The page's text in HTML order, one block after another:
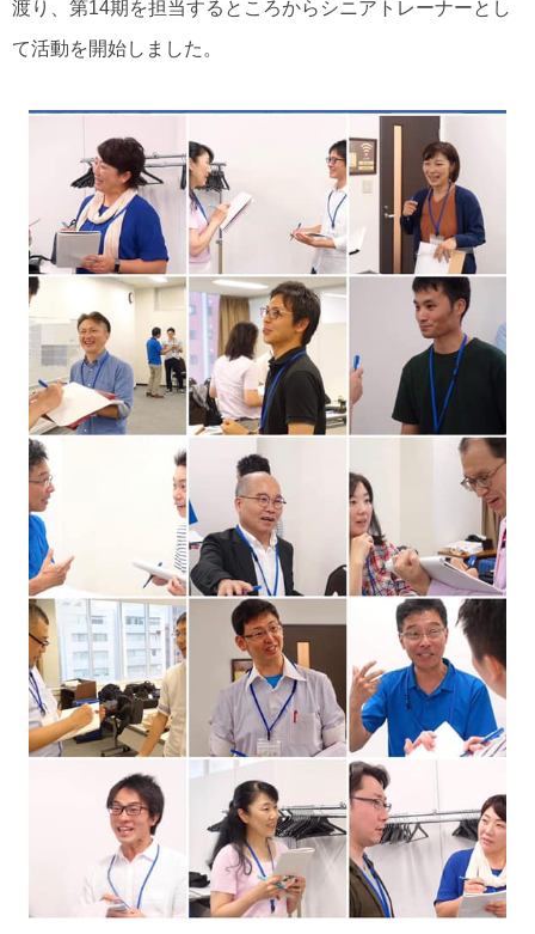
渡り、第14期を担当するところからシニアトレーナーとし
て活動を開始しました。